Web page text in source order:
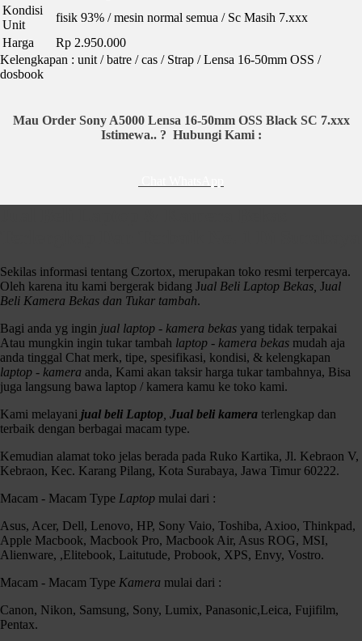
Kondisi
Unit
fisik 93% / mesin normal semua / Sc Masih 7.xxx
Harga
Rp 2.950.000
Kelengkapan : unit / batre / cas / Strap / Lensa 16-50mm OSS /
dosbook
Mau Order Sony A5000 Lensa 16-50mm OSS Black SC 7.xxx
Istimewa.. ? Hubungi Kami :
Sony A5000 Lensa 16-50mm OSS Black SC 7.xxx Istimewa
20.1MP Exmor APS HD APS-C CMOS Sensor
BIONZ X Image Processor
3.0″ 460.8k-Dot Tilting LCD Monitor
Full HD 1080 Video at 60i & 24p
Built-In Wi-Fi Connectivity with NFC
Hand-Held Twilight Mode and ISO 16000
25-Point Contrast Detection Autofocus
Continuous Shooting up to 3.5 fps
Photo Creativity and Picture Effects
Kondisi :
fisik 93% / mesin normal semua / Sc Masih 7.xxx
Kelengkapan : unit / batre / cas / Strap / Lensa 16-50mm OSS /
dosbook
Sekilas informasi tentang Czortox, merupakan toko resmi terpercaya.
Oleh karena itu kami bergerak bidang Jual Beli Laptop Bekas, Jual
Beli Kamera Bekas dan Tukar tambah.
Bagi anda yg ingin jual laptop - kamera bekas yang tidak terpakai
Atau mungkin ingin tukar tambah laptop - kamera bekas mudah aja
anda tinggal Chat merk, tipe, spesifikasi, kondisi, & kelengkapan
laptop - kamera anda, Kami akan taksir harga tukar tambahnya, Bisa
juga langsung bawa laptop / kamera kamu ke toko kami.
Kami melayani jual beli Laptop Jual beli kamera terlengkap dan
terbaik dengan berbagai macam type.
Kemudian alamat toko jelas berada pada Ruko Kartika, Jl. Kebraon V,
Kebraon, Kec. Karang Pilang, Kota Surabaya, Jawa Timur 60222.
Macam - Macam Type Laptop mulai dari :
Asus, Acer, Dell, Lenovo, HP, Sony Vaio, Toshiba, Axioo, Thinkpad,
Apple Macbook, Macbook Pro, Macbook Air, Asus ROG, MSI,
Alienware, ,Elitebook, Laitutude, Probook, XPS, Envy, Vostro.
Macam - Macam Type Kamera mulai dari :
Canon, Nikon, Samsung, Sony, Lumix, Panasonic,Leica, Fujifilm,
Pentax.